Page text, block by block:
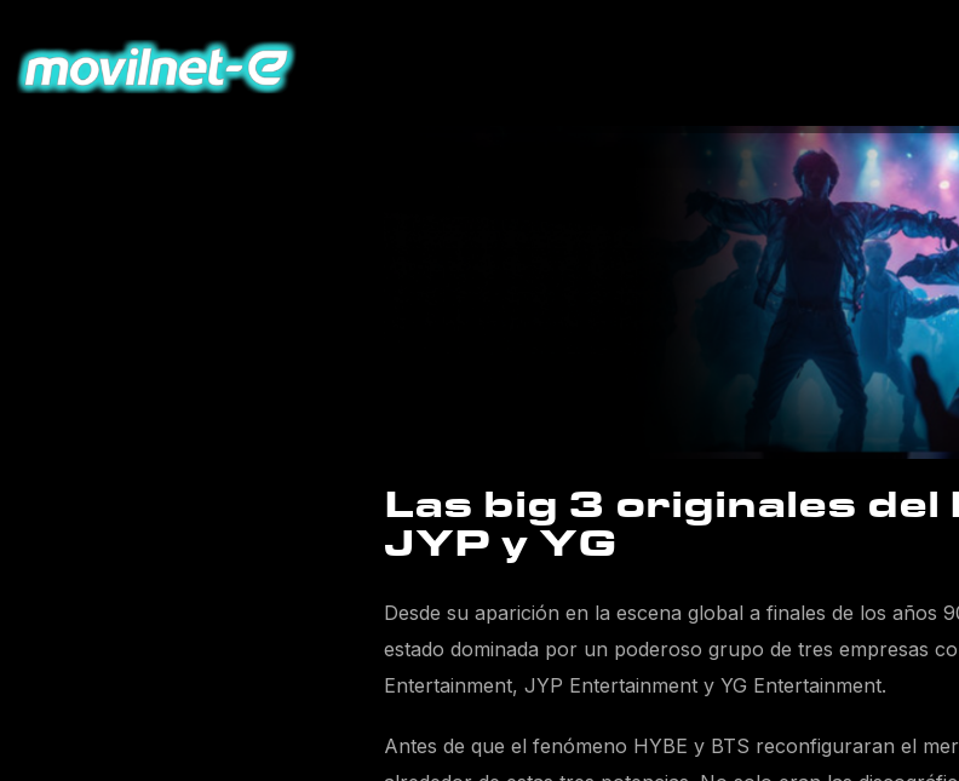
Las big 3 originales del
JYP y YG
Desde su aparición en la escena global a finales de los años
estado dominada por un poderoso grupo de tres empresas
Entertainment, JYP Entertainment y YG Entertainment.
Antes de que el fenómeno HYBE y BTS reconfiguraran el